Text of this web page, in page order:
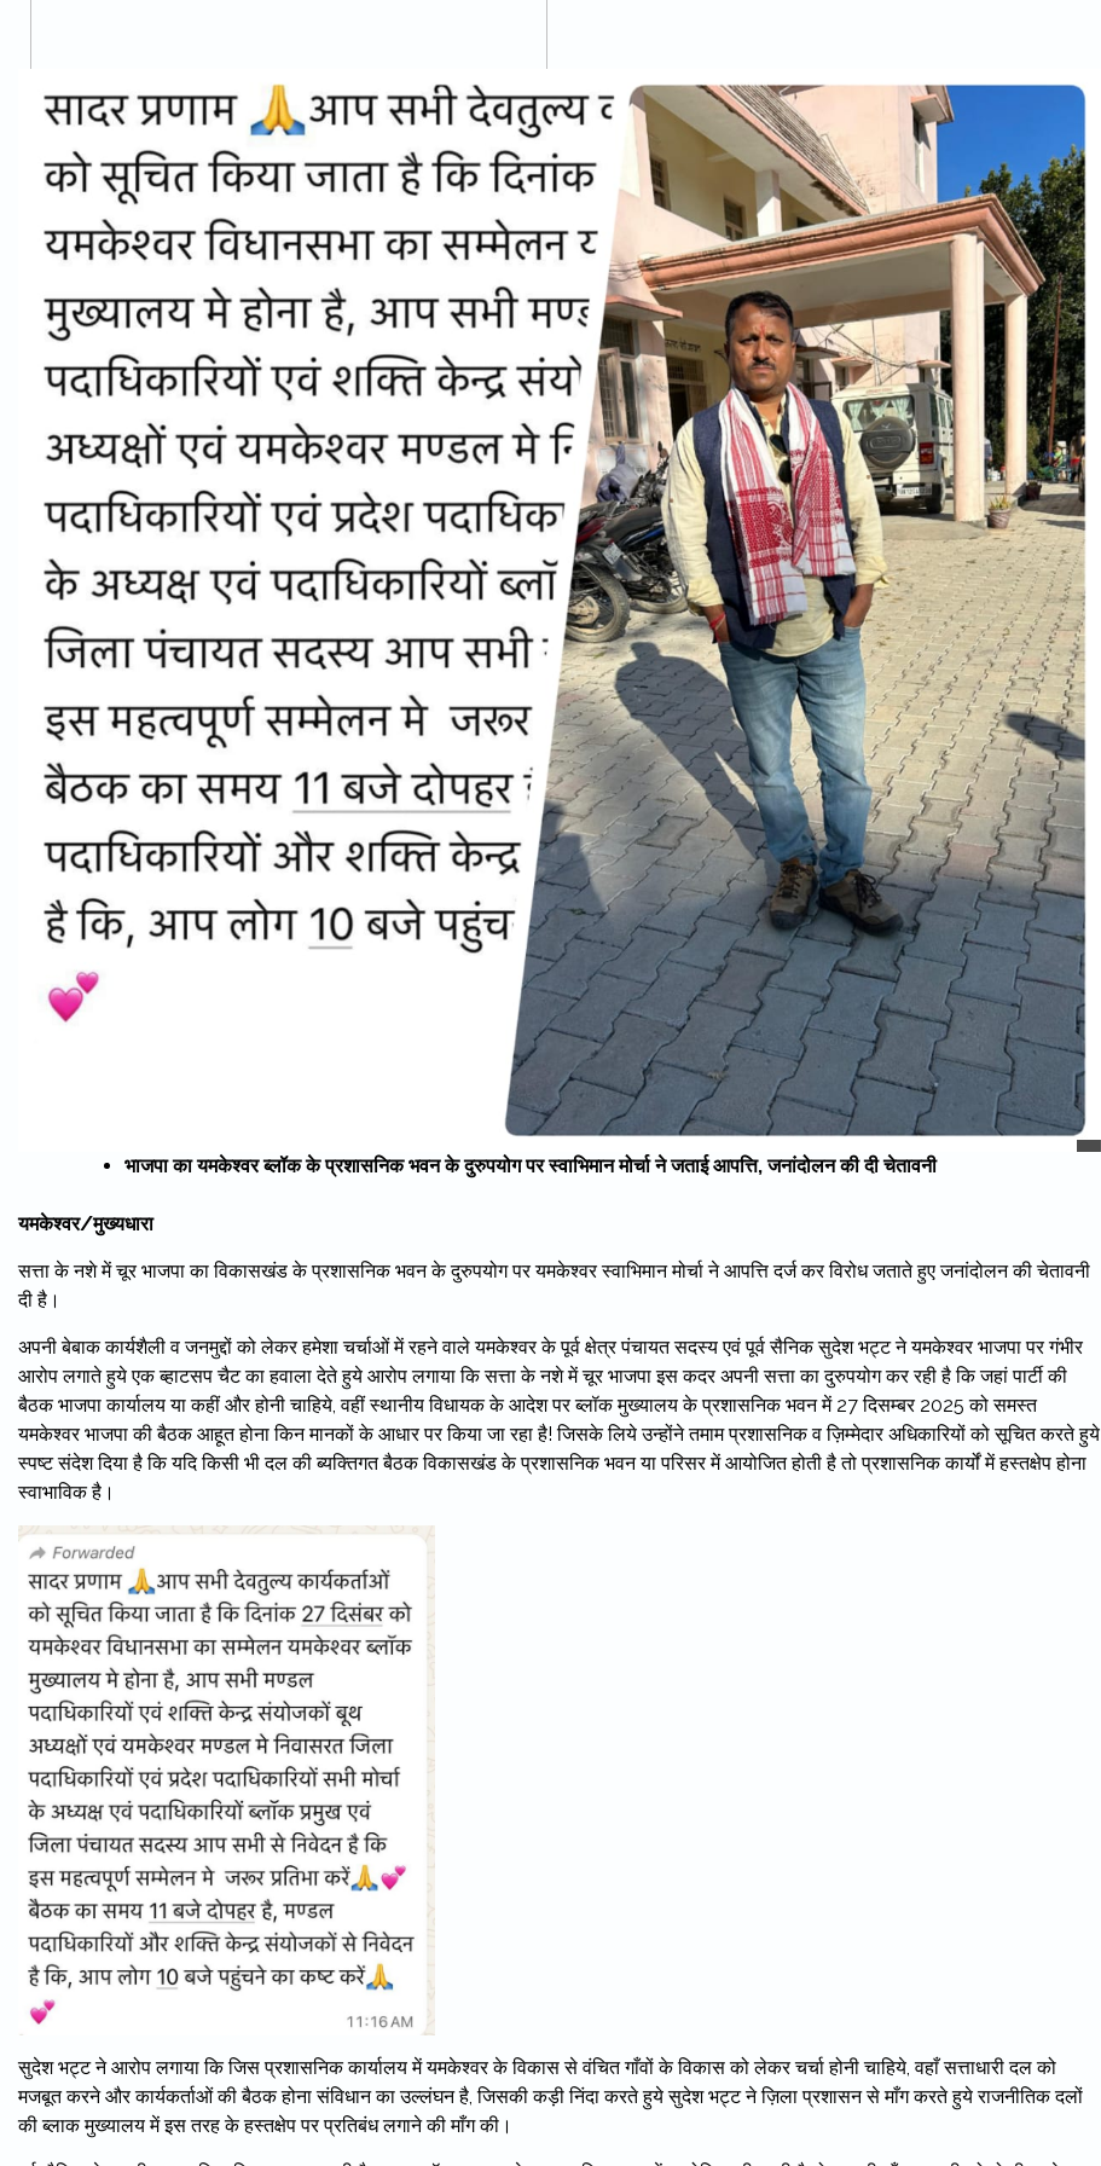
भाजपा का यमकेश्वर ब्लॉक के प्रशासनिक भवन के दुरुपयोग पर स्वाभिमान मोर्चा ने जताई आपत्ति, जनांदोलन की दी चेतावनी
यमकेश्वर/मुख्यधारा
सत्ता के नशे में चूर भाजपा का विकासखंड के प्रशासनिक भवन के दुरुपयोग पर यमकेश्वर स्वाभिमान मोर्चा ने आपत्ति दर्ज कर विरोध जताते हुए जनांदोलन की चेतावनी
दी है।
अपनी बेबाक कार्यशैली व जनमुद्दों को लेकर हमेशा चर्चाओं में रहने वाले यमकेश्वर के पूर्व क्षेत्र पंचायत सदस्य एवं पूर्व सैनिक सुदेश भट्ट ने यमकेश्वर भाजपा पर गंभीर
आरोप लगाते हुये एक ब्हाटसप चैट का हवाला देते हुये आरोप लगाया कि सत्ता के नशे में चूर भाजपा इस कदर अपनी सत्ता का दुरुपयोग कर रही है कि जहां पार्टी की
बैठक भाजपा कार्यालय या कहीं और होनी चाहिये, वहीं स्थानीय विधायक के आदेश पर ब्लॉक मुख्यालय के प्रशासनिक भवन में 27 दिसम्बर 2025 को समस्त
यमकेश्वर भाजपा की बैठक आहूत होना किन मानकों के आधार पर किया जा रहा है! जिसके लिये उन्होंने तमाम प्रशासनिक व ज़िम्मेदार अधिकारियों को सूचित करते हुये
स्पष्ट संदेश दिया है कि यदि किसी भी दल की ब्यक्तिगत बैठक विकासखंड के प्रशासनिक भवन या परिसर में आयोजित होती है तो प्रशासनिक कार्यों में हस्तक्षेप होना
स्वाभाविक है।
सुदेश भट्ट ने आरोप लगाया कि जिस प्रशासनिक कार्यालय में यमकेश्वर के विकास से वंचित गाँवों के विकास को लेकर चर्चा होनी चाहिये, वहाँ सत्ताधारी दल को
मजबूत करने और कार्यकर्ताओं की बैठक होना संविधान का उल्लंघन है, जिसकी कड़ी निंदा करते हुये सुदेश भट्ट ने ज़िला प्रशासन से माँग करते हुये राजनीतिक दलों
की ब्लाक मुख्यालय में इस तरह के हस्तक्षेप पर प्रतिबंध लगाने की माँग की।